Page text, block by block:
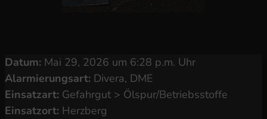
Datum: Mai 29, 2026 um 6:28 p.m. Uhr
Alarmierungsart: Divera, DME
Einsatzart: Gefahrgut > Ölspur/Betriebsstoffe
Einsatzort: Herzberg